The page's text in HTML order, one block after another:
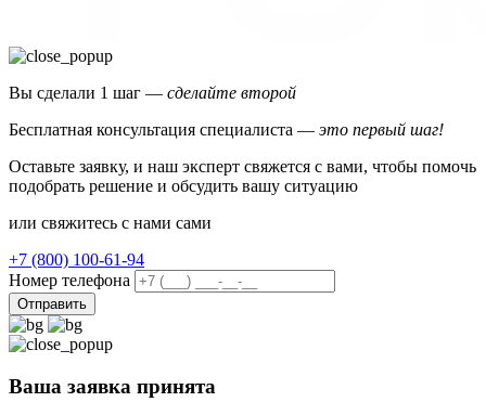
Вы сделали 1 шаг — сделайте второй
Бесплатная консультация специалиста — это первый шаг!
Оставьте заявку, и наш эксперт свяжется с вами, чтобы помочь
подобрать решение и обсудить вашу ситуацию
или свяжитесь с нами сами
+7 (800) 100-61-94
Номер телефона
Отправить
Ваша заявка принята